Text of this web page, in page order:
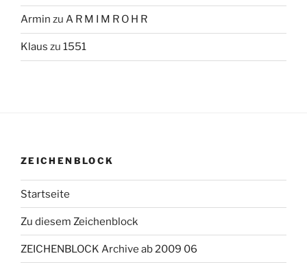
Armin zu A R M I M R O H R
Klaus zu 1551
ZEICHENBLOCK
Startseite
Zu diesem Zeichenblock
ZEICHENBLOCK Archive ab 2009 06